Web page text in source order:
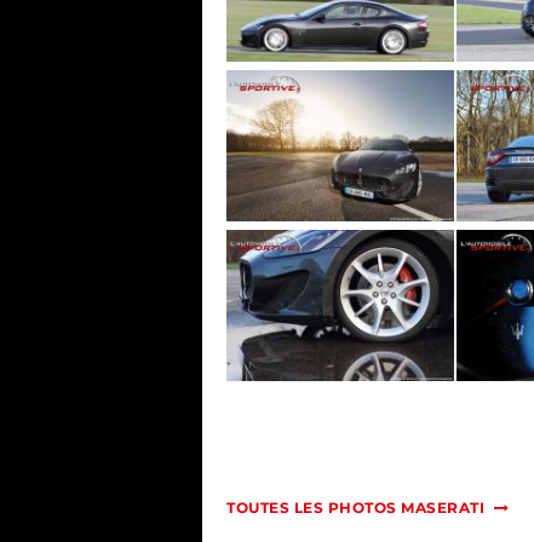
TOUTES LES PHOTOS MASERATI